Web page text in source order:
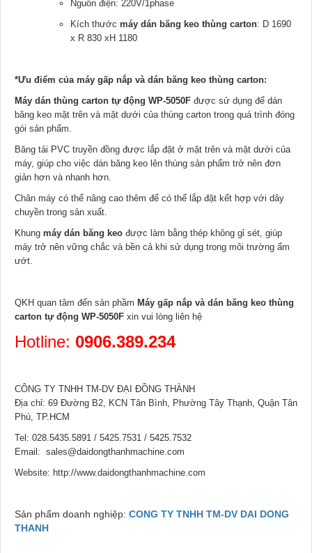
Nguồn điện: 220V/1phase
Kích thước máy dán băng keo thùng carton: D 1690
x R 830 xH 1180
*Ưu điểm của máy gấp nắp và dán băng keo thùng carton:
Máy dán thùng carton tự động WP-5050F được sử dụng để dán
băng keo mặt trên và mặt dưới của thùng carton trong quá trình đóng
gói sản phẩm.
Băng tải PVC truyền đồng được lắp đặt ở mặt trên và mặt dưới của
máy, giúp cho việc dán băng keo lên thùng sản phẩm trở nên đơn
giản hơn và nhanh hơn.
Chân máy có thể nâng cao thêm để có thể lắp đặt kết hợp với dây
chuyền trong sản xuất.
Khung máy dán băng keo được làm bằng thép không gỉ sét, giúp
máy trở nên vững chắc và bền cả khi sử dụng trong môi trường ẩm
ướt.
QKH quan tâm đến sản phầm Máy gấp nắp và dán băng keo thùng
carton tự động WP-5050F xin vui lòng liên hệ
Hotline: 0906.389.234
CÔNG TY TNHH TM-DV ĐẠI ĐỒNG THÀNH
Địa chỉ: 69 Đường B2, KCN Tân Bình, Phường Tây Thạnh, Quận Tân
Phú, TP.HCM
Tel: 028.5435.5891 / 5425.7531 / 5425.7532
Email: sales@daidongthanhmachine.com
Website: http://www.daidongthanhmachine.com
Sản phẩm doanh nghiệp: CONG TY TNHH TM-DV DAI DONG
THANH